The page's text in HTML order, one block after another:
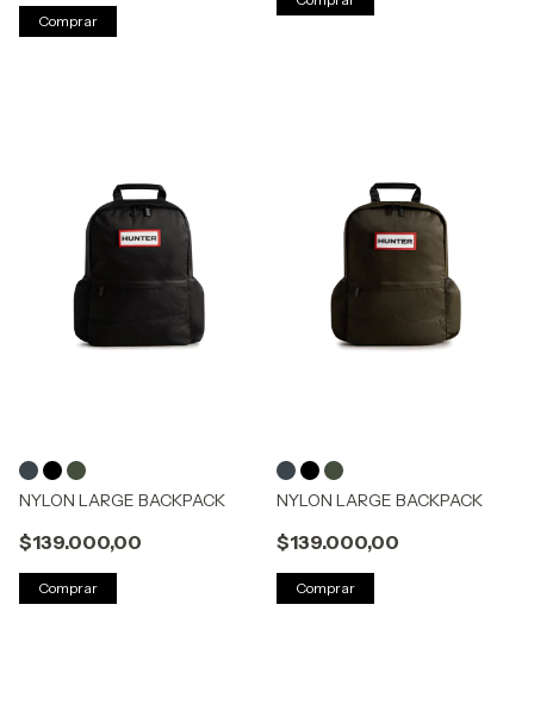
Comprar
NYLON LARGE BACKPACK
$139.000,00
Comprar
NYLON LARGE BACKPACK
$139.000,00
Comprar